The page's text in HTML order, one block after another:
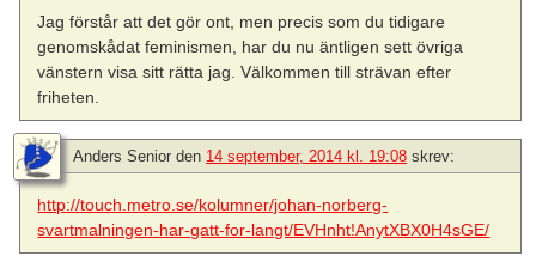
Jag förstår att det gör ont, men precis som du tidigare
genomskådat feminismen, har du nu äntligen sett övriga
vänstern visa sitt rätta jag. Välkommen till strävan efter
friheten.
Anders Senior den 14 september, 2014 kl. 19:08 skrev:
http://touch.metro.se/kolumner/johan-norberg-
svartmalningen-har-gatt-for-langt/EVHnht!AnytXBX0H4sGE/